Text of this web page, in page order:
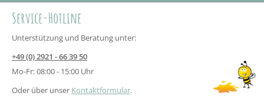
Service-Hotline
Unterstützung und Beratung unter:
+49 (0) 2921 - 66 39 50
Mo-Fr: 08:00 - 15:00 Uhr
Oder über unser Kontaktformular.